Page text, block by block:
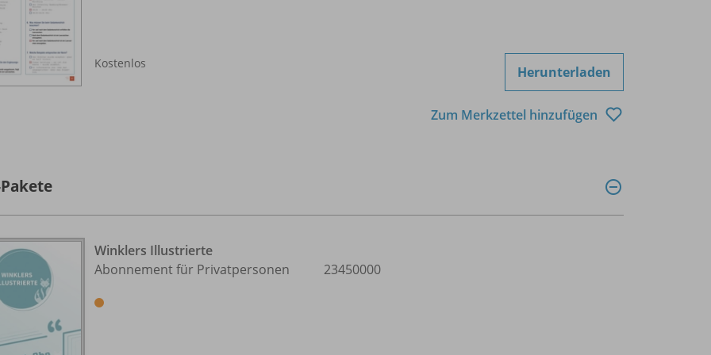
Kostenlos
Herunterladen
Zum Merkzettel hinzufügen
Winklers Illustrierte
Abonnement für Privatpersonen
23450000